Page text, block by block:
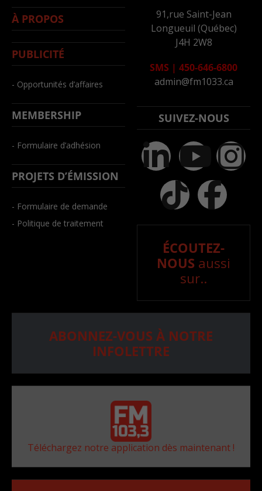
À PROPOS
PUBLICITÉ
- Opportunités d’affaires
MEMBERSHIP
- Formulaire d’adhésion
PROJETS D’ÉMISSION
- Formulaire de demande
- Politique de traitement
91,rue Saint-Jean
Longueuil (Québec)
J4H 2W8
SMS | 450-646-6800
admin@fm1033.ca
SUIVEZ-NOUS
ÉCOUTEZ-
NOUS aussi
sur..
ABONNEZ-VOUS À NOTRE
INFOLETTRE
Téléchargez notre application dès maintenant !